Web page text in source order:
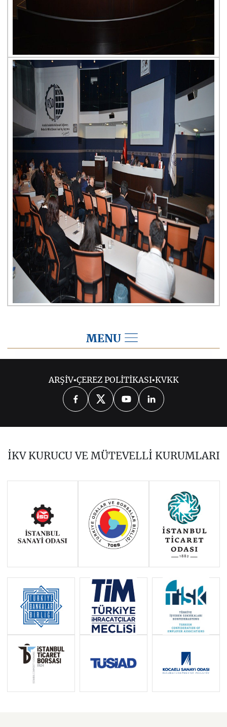
MENU
2026 2025 2024
2023 2022 2021
ARŞİV•ÇEREZ POLİTİKASI•KVKK
İKV KURUCU VE MÜTEVELLİ KURUMLARI